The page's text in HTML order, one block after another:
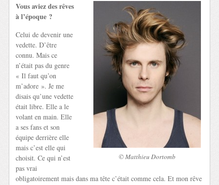
© Matthieu Dortomb
Vous aviez des rêves
à l’époque ?
Celui de devenir une
vedette. D’être
connu. Mais ce
n’était pas du genre
« Il faut qu’on
m’adore ». Je me
disais qu’une vedette
était libre. Elle a le
volant en main. Elle
a ses fans et son
équipe derrière elle
mais c’est elle qui
choisit. Ce qui n’est
pas vrai
obligatoirement mais dans ma tête c’était comme cela. Et mon rêve